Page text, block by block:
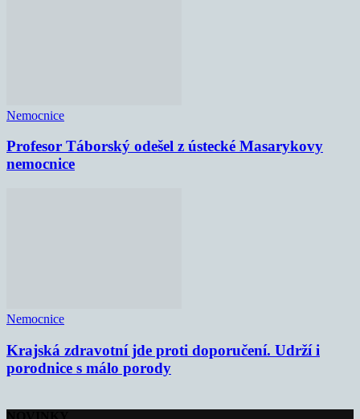
Nemocnice
Profesor Táborský odešel z ústecké Masarykovy
nemocnice
Nemocnice
Krajská zdravotní jde proti doporučení. Udrží i
porodnice s málo porody